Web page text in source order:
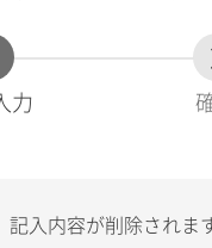
力
入内容が削除されま